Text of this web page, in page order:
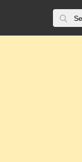
nama
Search
for: